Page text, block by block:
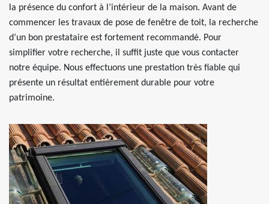
la présence du confort à l’intérieur de la maison. Avant de
commencer les travaux de pose de fenêtre de toit, la recherche
d’un bon prestataire est fortement recommandé. Pour
simplifier votre recherche, il suffit juste que vous contacter
notre équipe. Nous effectuons une prestation très fiable qui
présente un résultat entièrement durable pour votre
patrimoine.